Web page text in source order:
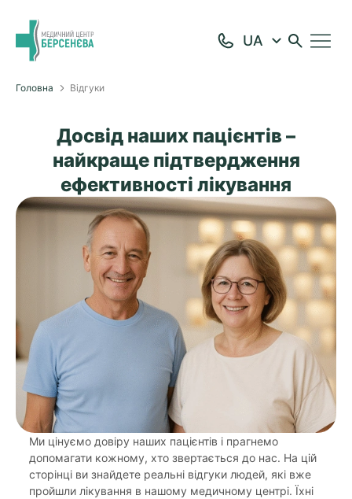
Головна Відгуки
Досвід наших пацієнтів –
найкраще підтвердження
ефективності лікування
Ми цінуємо довіру наших пацієнтів і прагнемо
допомагати кожному, хто звертається до нас. На цій
сторінці ви знайдете реальні відгуки людей, які вже
пройшли лікування в нашому медичному центрі. Їхні